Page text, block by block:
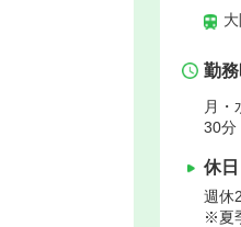
勤
月
30分
休
週
※夏